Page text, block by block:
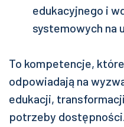
edukacyjnego i
systemowych na
To kompetencje,
odpowiadają na
edukacji,
potrzeby